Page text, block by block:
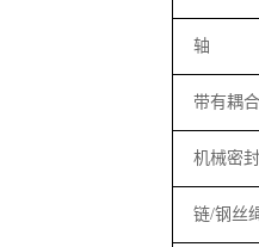
轴
带有耦
机械密封
链/钢丝